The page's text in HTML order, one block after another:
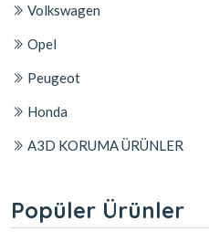
Volkswagen
Opel
Peugeot
Honda
A3D KORUMA ÜRÜNLER
Popüler Ürünler